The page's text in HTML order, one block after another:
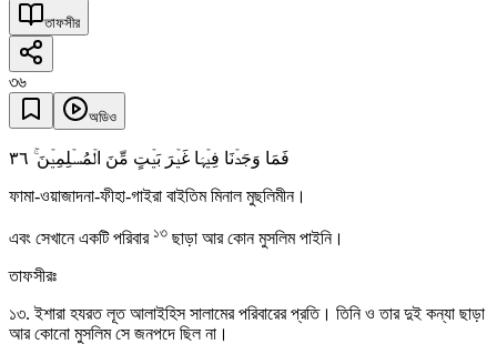
তাফসীর
৩৬
অডিও
فَمَا وَجَدۡنَا فِیۡہَا غَیۡرَ بَیۡتٍ مِّنَ الۡمُسۡلِمِیۡنَ ۚ ٣٦
ফামা-ওয়াজাদনা-ফীহা-গাইরা বাইতিম মিনাল মুছলিমীন।
এবং সেখানে একটি পরিবার ১৩ ছাড়া আর কোন মুসলিম পাইনি।
তাফসীরঃ
১৩. ইশারা হযরত লূত আলাইহিস সালামের পরিবারের প্রতি। তিনি ও তার দুই কন্যা ছাড়া
আর কোনো মুসলিম সে জনপদে ছিল না।